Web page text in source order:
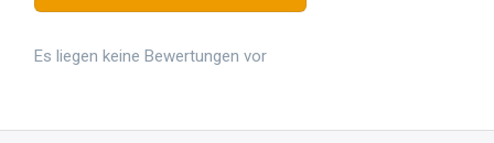
Es liegen keine Bewertungen vor